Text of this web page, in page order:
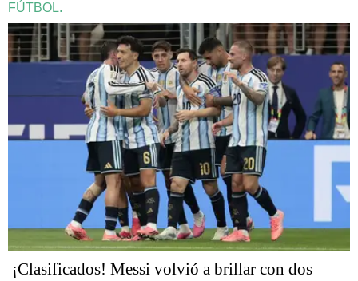
FÚTBOL.
¡Clasificados! Messi volvió a brillar con dos